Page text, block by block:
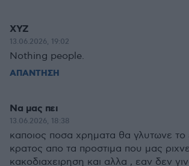
XYZ
13.06.2026, 19:02
Nothing people.
ΑΠΑΝΤΗΣΗ
Να μας πει
13.06.2026, 18:38
καποιος ποσα χρηματα θα γλυτωνε το
κρατος απο τα προστιμα που μας
κακοδιαχειρηση και αλλα , εαν δεν